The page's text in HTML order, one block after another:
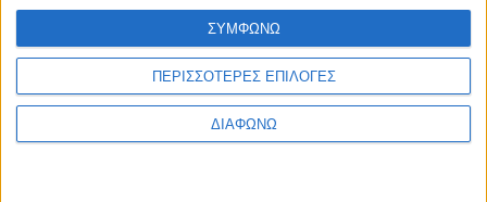
ΠΕΡΙΣΣΟΤΕΡΕΣ ΕΠΙΛΟΓΕΣ
ΔΙΑΦΩΝΩ
ΣΥΜΦΩΝΩ
NEWSLETTER